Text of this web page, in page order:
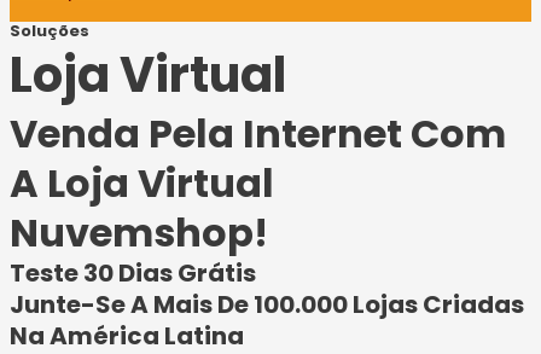
Soluções
Loja Virtual
Venda Pela Internet Com
A Loja Virtual
Nuvemshop!
Teste 30 Dias Grátis
Junte-Se A Mais De 100.000 Lojas Criadas
Na América Latina